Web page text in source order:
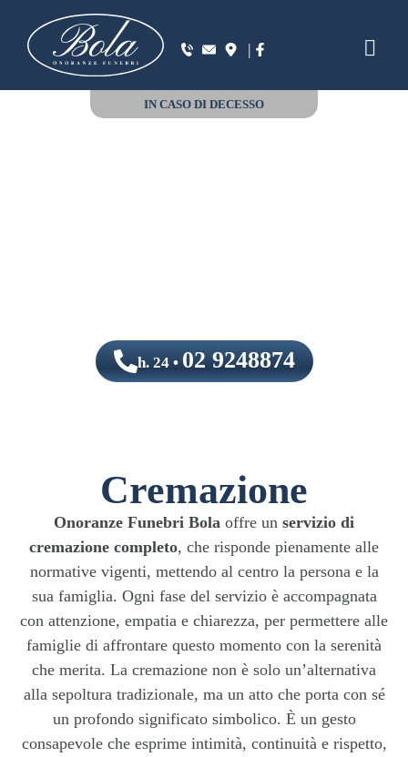
|
IN CASO DI DECESSO
h. 24 •02 9248874
Cremazione
Onoranze Funebri Bola offre un servizio di
cremazione completo, che risponde pienamente alle
normative vigenti, mettendo al centro la persona e la
sua famiglia. Ogni fase del servizio è accompagnata
con attenzione, empatia e chiarezza, per permettere alle
famiglie di affrontare questo momento con la serenità
che merita. La cremazione non è solo un’alternativa
alla sepoltura tradizionale, ma un atto che porta con sé
un profondo significato simbolico. È un gesto
consapevole che esprime intimità, continuità e rispetto,